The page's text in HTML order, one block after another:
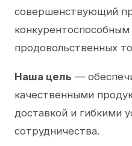
совершенствующий
продовольственных
Наша цель —
качественными
доставкой и гибкими
сотрудничества.